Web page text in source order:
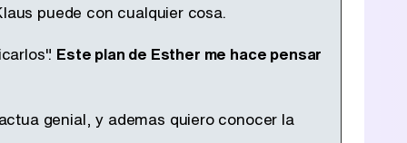
puede con cualquier cosa.
Este plan de Esther me hace pensar
genial, y ademas quiero conocer la